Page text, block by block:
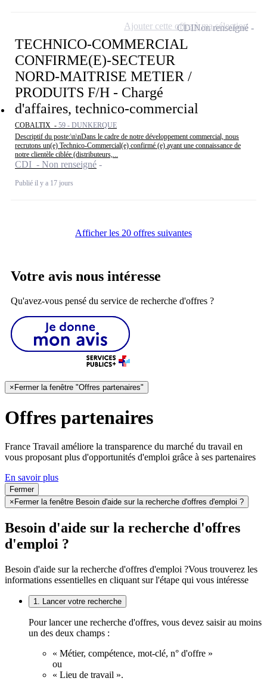
TECHNICO-COMMERCIAL
CONFIRME(E)-SECTEUR
NORD-MAITRISE METIER /
PRODUITS F/H - Chargé
d'affaires, technico-commercial
COBALTIX - 59 - DUNKERQUE
Descriptif du poste:\n\nDans le cadre de notre développement commercial, nous
recrutons un(e) Technico-Commercial(e) confirmé (e) ayant une connaissance de
notre clientèle ciblée (distributeurs,...
CDI - Non renseigné
Publié il y a 17 jours
CDINon renseigné
Ajouter cette offre à ma sélection
Afficher les 20 offres suivantes
Votre avis nous intéresse
Qu'avez-vous pensé du service de recherche d'offres ?
× Fermer la fenêtre "Offres partenaires"
Offres partenaires
France Travail améliore la transparence du marché du travail en
vous proposant plus d'opportunités d'emploi grâce à ses partenaires
En savoir plus
Fermer
× Fermer la fenêtre Besoin d'aide sur la recherche d'offres d'emploi ?
Besoin d'aide sur la recherche d'offres
d'emploi ?
Besoin d'aide sur la recherche d'offres d'emploi ?Vous trouverez les
informations essentielles en cliquant sur l'étape qui vous intéresse
1. Lancer votre recherche
Pour lancer une recherche d'offres, vous devez saisir au moins
un des deux champs :
« Métier, compétence, mot-clé, n° d'offre »
ou
« Lieu de travail ».